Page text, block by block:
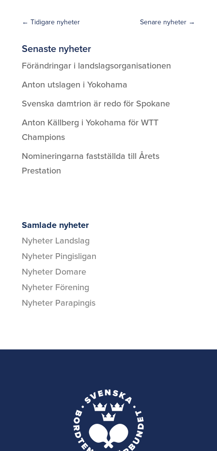
← Tidigare nyheter Senare nyheter →
Senaste nyheter
Förändringar i landslagsorganisationen
Anton utslagen i Yokohama
Svenska damtrion är redo för Spokane
Anton Källberg i Yokohama för WTT
Champions
Nomineringarna fastställda till Årets
Prestation
Samlade nyheter
Nyheter Landslag
Nyheter Pingisligan
Nyheter Domare
Nyheter Förening
Nyheter Parapingis